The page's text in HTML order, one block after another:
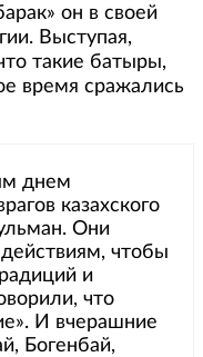
он в своей
Выступая,
такие батыры,
время сражались
днем
казахского
Они
чтобы
и
что
И вчерашние
Богенбай,